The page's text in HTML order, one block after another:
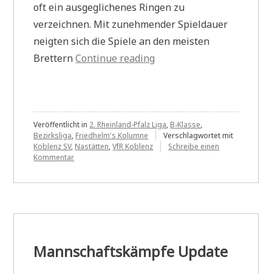
oft ein ausgeglichenes Ringen zu
verzeichnen. Mit zunehmender Spieldauer
neigten sich die Spiele an den meisten
BretternContinue reading
Presse:
Wechselhafte
Ergebnisse
Veröffentlicht in 2. Rheinland-Pfalz Liga, B-Klasse,
Bezirksliga, Friedhelm's Kolumne
Verschlagwortet mit
Koblenz SV, Nastätten,VfR Koblenz
Schreibe einen
Kommentarzu
Wechselhafte
Mannschaftsspielbetrieb
Mannschaftskämpfe Update